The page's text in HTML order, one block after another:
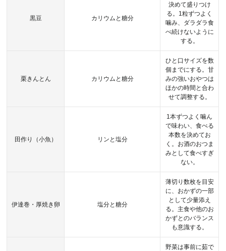
黒豆 カリウムと糖分
決めて盛りつけ
る。1粒ずつよく
噛み、ダラダラ食
べ続けないように
する。
栗きんとん カリウムと糖分
ひと口サイズを数
個までにする。甘
みの強いおやつは
ほかの時間と合わ
せて調整する。
田作り（小魚） リンと塩分
1本ずつよく噛ん
で味わい、食べる
本数を決めてお
く。お酒のおつま
みとして食べすぎ
ない。
伊達巻・厚焼き卵 塩分と糖分
薄切り数枚を目安
に、おかずの一部
として少量添え
る。主食や他のお
かずとのバランス
も意識する。
野菜は事前に茹で